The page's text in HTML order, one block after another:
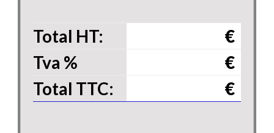
Total HT:
€
Tva %
€
Total TTC:
€